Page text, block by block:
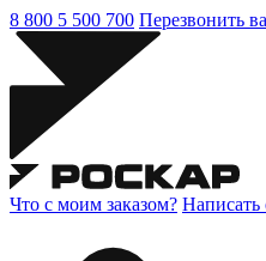
8 800 5 500 700 Перезвонить
Что с моим заказом? Написать